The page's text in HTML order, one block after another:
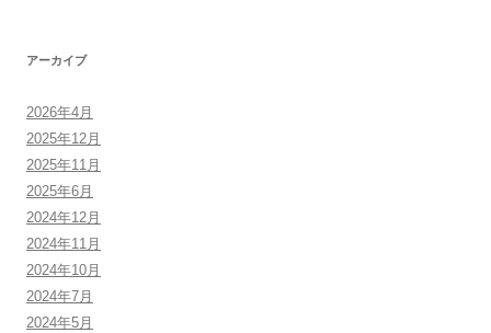
アーカイブ
2026年4月
2025年12月
2025年11月
2025年6月
2024年12月
2024年11月
2024年10月
2024年7月
2024年5月